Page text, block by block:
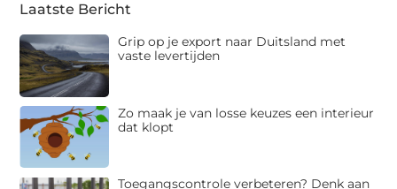
Laatste Bericht
Grip op je export naar Duitsland met
vaste levertijden
Zo maak je van losse keuzes een interieur
dat klopt
Toegangscontrole verbeteren? Denk aan